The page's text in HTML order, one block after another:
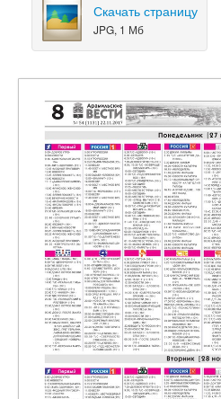
Скачать страницу
JPG, 1 Мб